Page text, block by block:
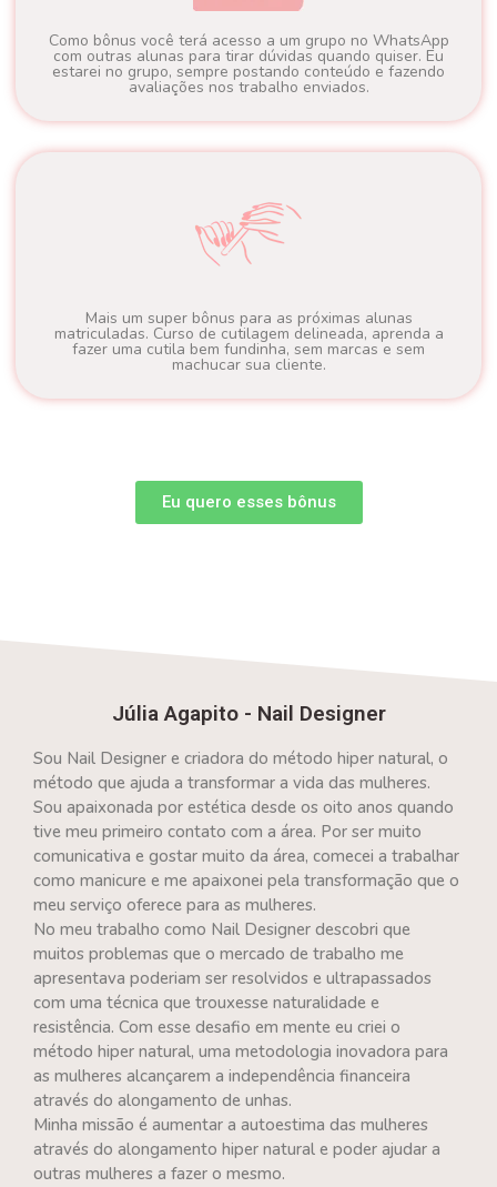
Como bônus você terá acesso a um grupo no WhatsApp
com outras alunas para tirar dúvidas quando quiser. Eu
estarei no grupo, sempre postando conteúdo e fazendo
avaliações nos trabalho enviados.
Mais um super bônus para as próximas alunas
matriculadas. Curso de cutilagem delineada, aprenda a
fazer uma cutila bem fundinha, sem marcas e sem
machucar sua cliente.
Eu quero esses bônus
Júlia Agapito - Nail Designer
Sou Nail Designer e criadora do método hiper natural, o
método que ajuda a transformar a vida das mulheres.
Sou apaixonada por estética desde os oito anos quando
tive meu primeiro contato com a área. Por ser muito
comunicativa e gostar muito da área, comecei a trabalhar
como manicure e me apaixonei pela transformação que o
meu serviço oferece para as mulheres.
No meu trabalho como Nail Designer descobri que
muitos problemas que o mercado de trabalho me
apresentava poderiam ser resolvidos e ultrapassados
com uma técnica que trouxesse naturalidade e
resistência. Com esse desafio em mente eu criei o
método hiper natural, uma metodologia inovadora para
as mulheres alcançarem a independência financeira
através do alongamento de unhas.
Minha missão é aumentar a autoestima das mulheres
através do alongamento hiper natural e poder ajudar a
outras mulheres a fazer o mesmo.